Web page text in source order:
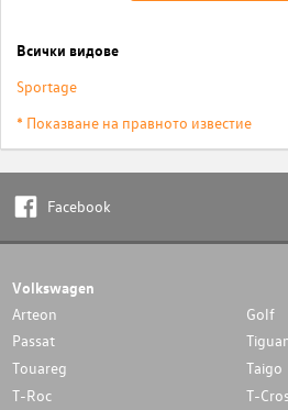
Всички видове
Sportage
* Показване на правното известие
Facebook
Volkswagen
Arteon
Golf
Passat
Touareg
Taigo
T-Roc
T-